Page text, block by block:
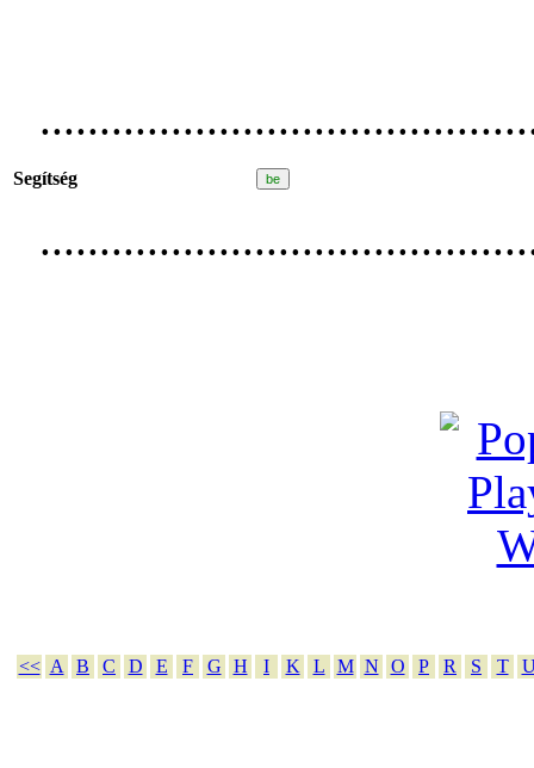
Segítség
<< A B C D E F G H I K L M N O P R S T